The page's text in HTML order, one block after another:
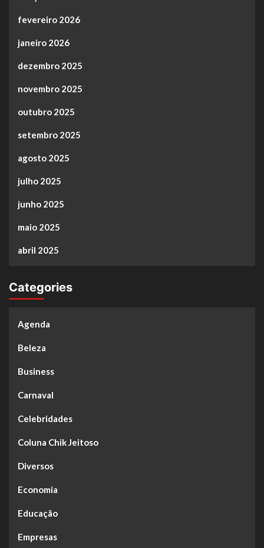
fevereiro 2026
janeiro 2026
dezembro 2025
novembro 2025
outubro 2025
setembro 2025
agosto 2025
julho 2025
junho 2025
maio 2025
abril 2025
Categories
Agenda
Beleza
Business
Carnaval
Celebridades
Coluna Chik Jeitoso
Diversos
Economia
Educação
Empresas